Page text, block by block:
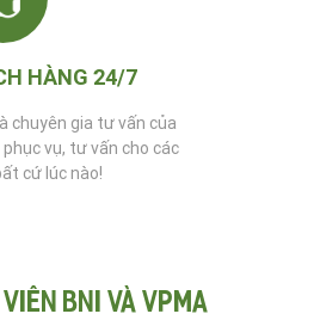
HÀNG 24/7
chuyên gia tư vấn của
vụ, tư vấn cho các
cứ lúc nào!
BNI và VPMA